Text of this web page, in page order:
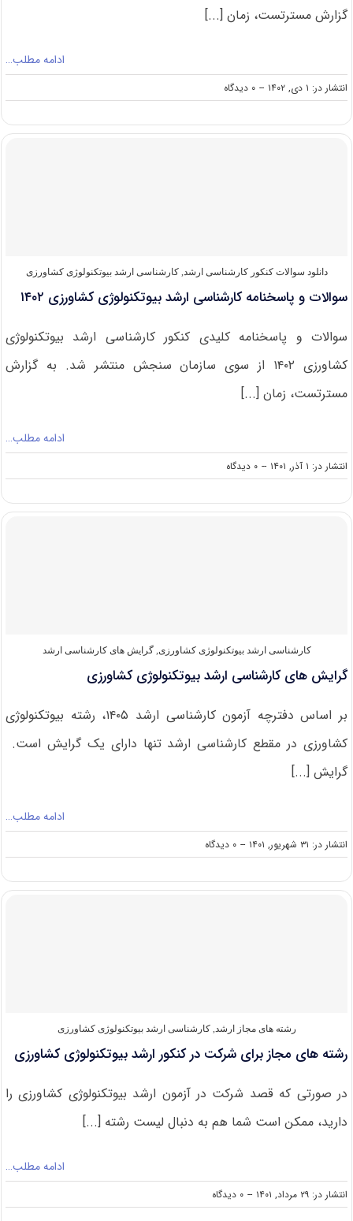
گزارش مسترتست، زمان [...]
ادامه مطلب…
انتشار در: ۱ دی, ۱۴۰۲ -- ۰ دیدگاه
on
سوالات
پاسخنامه
دانلود سوالات کنکور کارشناسی ارشد,کارشناسی ارشد بیوتکنولوژی کشاورزی
سوالات و پاسخنامه کارشناسی ارشد بیوتکنولوژی کشاورزی ۱۴۰۲
سوالات و پاسخنامه کلیدی کنکور کارشناسی ارشد بیوتکنولوژی
کشاورزی ۱۴۰۲ از سوی سازمان سنجش منتشر شد. به گزارش
مسترتست، زمان [...]
ادامه مطلب…
انتشار در: ۱ آذر, ۱۴۰۱ -- ۰ دیدگاه
on
سوالات
پاسخنامه
کارشناسی ارشد بیوتکنولوژی کشاورزی,گرایش های کارشناسی ارشد
گرایش های کارشناسی ارشد بیوتکنولوژی کشاورزی
بر اساس دفترچه آزمون کارشناسی ارشد ۱۴۰۵، رشته بیوتکنولوژی
کشاورزی در مقطع کارشناسی ارشد تنها دارای یک گرایش است.
گرایش [...]
ادامه مطلب…
انتشار در: ۳۱ شهریور, ۱۴۰۱ -- ۰ دیدگاه
on
گرایش
کارشناسی
رشته های مجاز ارشد,کارشناسی ارشد بیوتکنولوژی کشاورزی
رشته های مجاز برای شرکت در کنکور ارشد بیوتکنولوژی کشاورزی
در صورتی که قصد شرکت در آزمون ارشد بیوتکنولوژی کشاورزی را
دارید، ممکن است شما هم به دنبال لیست رشته [...]
ادامه مطلب…
انتشار در: ۲۹ مرداد, ۱۴۰۱ -- ۰ دیدگاه
on
رشته